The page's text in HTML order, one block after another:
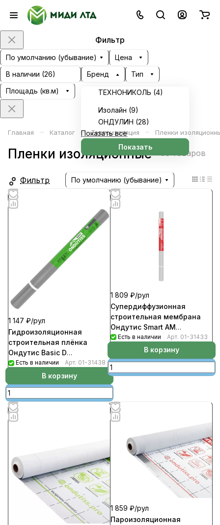
Фильтр
По умолчанию (убывание)
Цена
В наличии (26) Бренд
ТЕХНОНИКОЛЬ (4)
Изолайн (9)
ОНДУЛИН (28)
Показать все
Показать
Тип
Площадь (кв.м)
Главная – Каталог – Теплоизоляция – Пленки
Пленки изоляционные 56 товаров
Фильтр По умолчанию (убывание)
1 147 ₽/рул
Гидроизоляционная
строительная плёнка
Ондутис Basic D
(рул1,5м*33,33м.п-50кв.м)
Есть в наличии Арт. 01-31438
В корзину
1 809 ₽/рул
Супердиффузионная
строительная мембрана
Ондутис Smart AM
(рул1,5м*20м.п-30кв.м.)
Есть в наличии Арт. 01-31433
В корзину
1 859 ₽/рул
Пароизоляционная